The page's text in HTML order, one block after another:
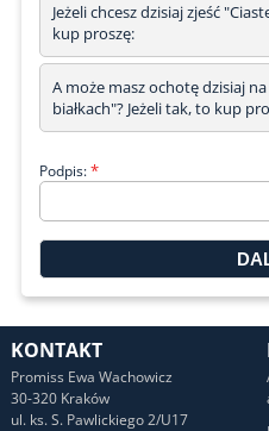
Jeżeli chcesz dzisiaj zjeść
kup proszę:
A może masz ochotę dzisiaj
białkach"? Jeżeli tak, to kup
Podpis:*
KONTAKT
Promiss Ewa Wachowicz
30-320 Kraków
ul. ks. S. Pawlickiego 2/U17